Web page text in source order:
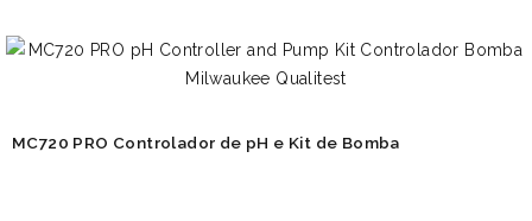
MC720 PRO Controlador de pH e Kit de Bomba